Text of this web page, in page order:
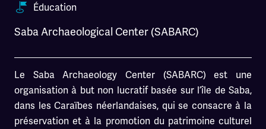
Éducation
Saba Archaeological Center (SABARC)
Le Saba Archaeology Center (SABARC) est une
organisation à but non lucratif basée sur l’île de Saba,
dans les Caraïbes néerlandaises, qui se consacre à la
préservation et à la promotion du patrimoine culturel